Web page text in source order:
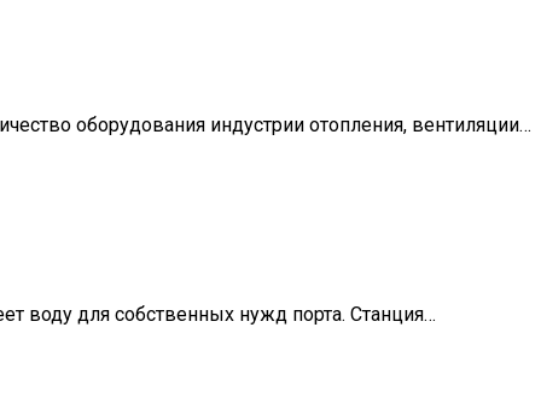
оборудования индустрии отопления, вентиляции…
воду для собственных нужд порта. Станция…